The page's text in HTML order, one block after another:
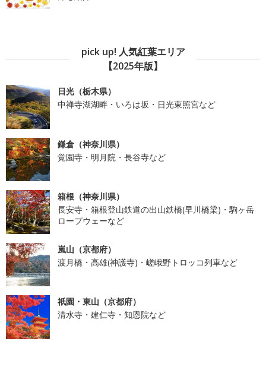
pick up! 人気紅葉エリア
【2025年版】
日光（栃木県）
中禅寺湖湖畔・いろは坂・日光東照宮など
鎌倉（神奈川県）
覚園寺・明月院・長谷寺など
箱根（神奈川県）
長安寺・箱根登山鉄道の出山鉄橋(早川橋梁)・駒ヶ岳
ロープウェーなど
嵐山（京都府）
渡月橋・高雄(神護寺)・嵯峨野トロッコ列車など
祇園・東山（京都府）
清水寺・建仁寺・知恩院など